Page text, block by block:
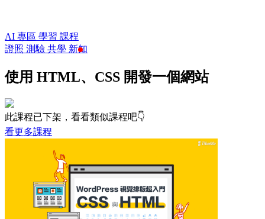
AI 專區 學習 課程
證照 測驗 共學 新知
使用 HTML、CSS 開發一個網站
此課程已下架，看看類似課程吧👇
看更多課程